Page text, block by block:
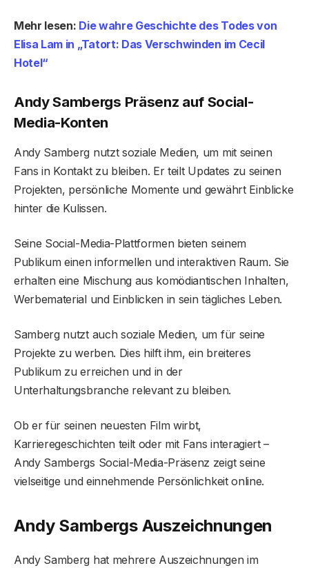
Mehr lesen: Die wahre Geschichte des Todes von
Elisa Lam in „Tatort: ​​Das Verschwinden im Cecil
Hotel“
Andy Sambergs Präsenz auf Social-
Media-Konten
Andy Samberg nutzt soziale Medien, um mit seinen
Fans in Kontakt zu bleiben. Er teilt Updates zu seinen
Projekten, persönliche Momente und gewährt Einblicke
hinter die Kulissen.
Seine Social-Media-Plattformen bieten seinem
Publikum einen informellen und interaktiven Raum. Sie
erhalten eine Mischung aus komödiantischen Inhalten,
Werbematerial und Einblicken in sein tägliches Leben.
Samberg nutzt auch soziale Medien, um für seine
Projekte zu werben. Dies hilft ihm, ein breiteres
Publikum zu erreichen und in der
Unterhaltungsbranche relevant zu bleiben.
Ob er für seinen neuesten Film wirbt,
Karrieregeschichten teilt oder mit Fans interagiert –
Andy Sambergs Social-Media-Präsenz zeigt seine
vielseitige und einnehmende Persönlichkeit online.
Andy Sambergs Auszeichnungen
Andy Samberg hat mehrere Auszeichnungen im